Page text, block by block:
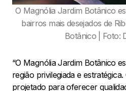
O Magnólia Jardim Botânico
bairros mais desejados de
Botânico | Foto:
“O Magnólia Jardim Botânico
região privilegiada e
projetado para oferecer